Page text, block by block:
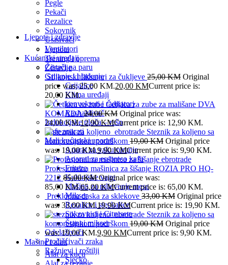
Pegle
Pekači
Rezalice
Sokovnik
Usisivači
Ventilatori
Kućanski uređaji
Čistači na paru
Grijanje i hlađenje
Grijalice
Klima uređaji
konvektori i radijatori
Rashalđivač
Indukcijske ploča – rešo
Kafe aparati
Mali kućanski aparati
Aparat za vakumiranje
Aparati za esspreso kafu
Friteze
Kuhinjske vage
Mašina za mljevenje mesa
Mikser
Rezalice i sjeckalice
Sokovnici i Citrusete
Štapni mikser
Odvlaživači
Pročišćivači zraka
Ražnjevi i roštilji
Sjecko
Ljepota i zdravlje
Ljepota
Trening i oprema
Zdravlje
Silikonski fiksatori za čukljeve 25,00KM Original
price was: 25,00 KM.20,00 KMCurrent price is:
20,00 KM.
Četkica za zube za mališane DVA
KOMADA24,00KM Original price was:
24,00 KM.12,90KMCurrent price is: 12,90 KM.
Steznik za koljeno sa
kompresijskom podrškom 19,00KM Original price
was: 19,00 KM.9,90KMCurrent price is: 9,90 KM.
Profesionalna mašinica za šišanje ROZIA PRO HQ-
2212 85,00KM Original price was:
85,00 KM.65,00KMCurrent price is: 65,00 KM.
Preklopna daska za sklekove 33,00KM Original price
was: 33,00 KM.19,90KMCurrent price is: 19,90 KM.
Steznik za koljeno sa
kompresijskom podrškom 19,00KM Original price
was: 19,00 KM.9,90 KMCurrent price is: 9,90 KM.
Mašine i alati
Alat za kuću
Alat za rezanje